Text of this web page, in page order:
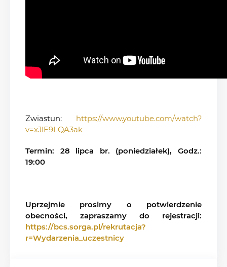
Zwiastun: https://www.youtube.com/watch?
v=xJIE9LQA3ak
Termin: 28 lipca br. (poniedziałek), Godz.:
19:00
Uprzejmie prosimy o potwierdzenie
obecności, zapraszamy do rejestracji:
https://bcs.sorga.pl/rekrutacja?
r=Wydarzenia_uczestnicy